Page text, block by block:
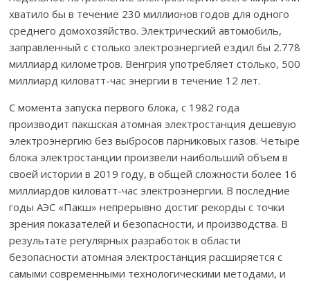
хватило бы в течение 230 миллионов годов для одного
среднего домохозяйство. Электрический автомобиль,
заправленный с столько электроэнергией ездил бы 2.778
миллиард километров. Венгрия употребляет столько, 500
миллиард киловатт-час энергии в течение 12 лет.
С момента запуска первого блока, с 1982 года
производит пакшская атомная электростанция дешевую
электроэнергию без выбросов парниковых газов. Четыре
блока электростанции произвели наибольший объем в
своей истории в 2019 году, в общей сложности более 16
миллиардов киловатт-час электроэнергии. В последние
годы АЭС «Пакш» непрерывно достиг рекорды с точки
зрения показателей и безопасности, и производства. В
результате регулярных разработок в области
безопасности атомная электростанция расширяется с
самыми современными технологическими методами, и